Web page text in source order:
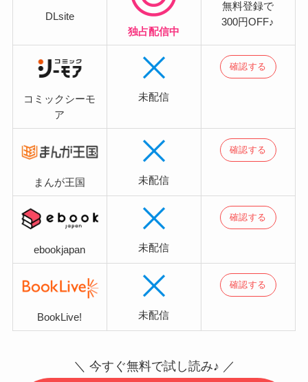
DLsite
独占配信中
無料登録で
300円OFF♪
コミックシーモ
ア
未配信
確認する
まんが王国 未配信
確認する
ebookjapan 未配信
確認する
BookLive! 未配信
確認する
＼ 今すぐ無料で試し読み♪ ／